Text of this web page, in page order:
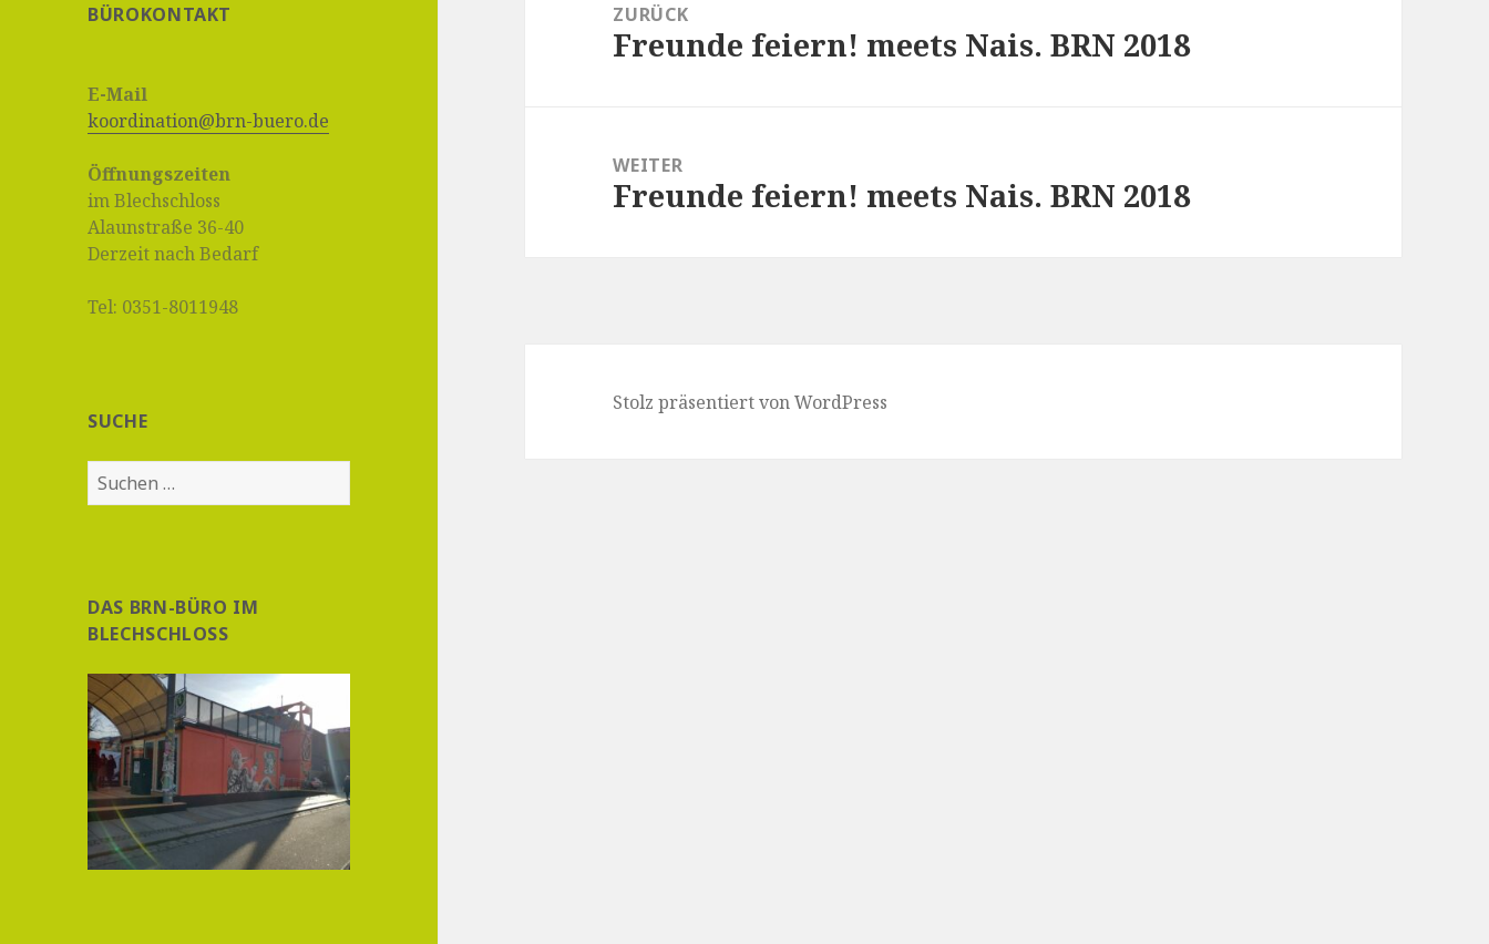
BÜROKONTAKT
E-Mail
koordination@brn-buero.de
Öffnungszeiten
im Blechschloss
Alaunstraße 36-40
Derzeit nach Bedarf
Tel: 0351-8011948
SUCHE
Suchen
nach:
DAS BRN-BÜRO IM
BLECHSCHLOSS
ZURÜCK
Vorheriger
Freunde feiern! meets Nais. BRN 2018
WEITER
Nächster
Freunde feiern! meets Nais. BRN 2018
Stolz präsentiert von WordPress